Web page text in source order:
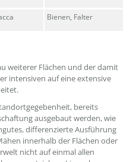
Bienen, Falter
weiterer Flächen und der damit
intensiven auf eine extensive
bereits
ausgebaut werden, wie
differenzierte Ausführung
innerhalb der Flächen oder
nicht auf einmal allen